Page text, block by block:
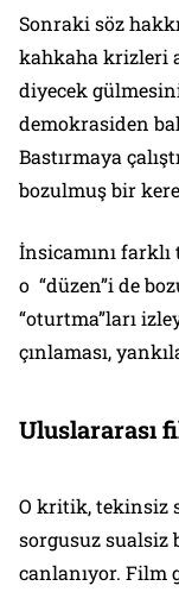
Sonraki söz
kahkaha krizleri
diyecek
demokrasiden
Bastırmaya
bozulmuş bir
İnsicamını
o “düzen”i de
“oturtma”ları
çınlaması,
Uluslararası
O kritik, tekinsiz
sorgusuz sualsiz
canlanıyor. Film